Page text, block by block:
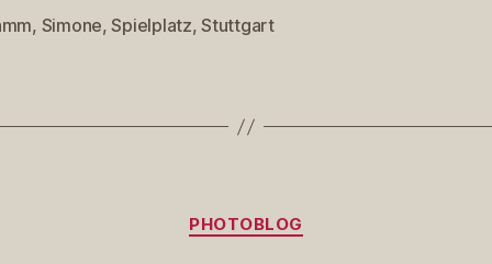
, Simone,Spielplatz,Stuttgart
Kategorien
PHOTOBLOG